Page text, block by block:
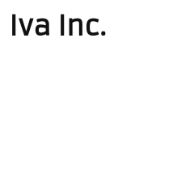
Iva Inc.